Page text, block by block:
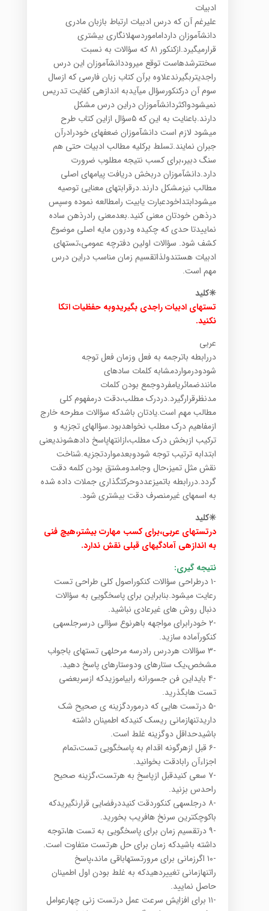
ادبیات
علیرغم آن که درس ادبیات ارتباط بازبان مادری
دانشآموزان دارداماموردسهلانگاری بیشتری
قرارمیگیرد.ازکنکور ۸۱ که سؤالات به نسبت
سختترشدهاست توقع میروددانشآموزان این درس
راجدیتربگیرندعلاوه برآن کتاب زبان فارسی که ازسال
سوم آن درکنکورسؤال میآیدبه اندازهی کفایت تدریس
نمیشودواکثردانشآموزان دراین درس مشکل
دارند.باعنایت به این که ۵سؤال ازاین کتاب طرح
میشود لازم است دانشآموزان ضعفهای خودرادرآن
جبران نمایند.تسلط برکلیه مطالب ادبیات حتی هم
سنگ دبیر،برای کسب نتیجه مطلوب ضرورت
دارد.دانشآموزان دربخش دریافت پیامهای اصلی
مطالب نیزمشکل دارند.درقرابتهای معنایی توصیه
میشودابتداخودعبارت یابیت رامطالعه نموده وسپس
درذهن خودتان معنی کنید.بعدمعنی رادرذهن ساده
نماییدتا حدی که چکیده ودرون مایه اصلی موضوع
کشف شود. سؤالات اولین دفترچه عمومی،تستهای
ادبیات هستندولذاتقسیم زمان مناسب دراین درس
مهم است.
✳️کلید
تستهای ادبیات راجدی بگیریدوبه حفظیات اتکا
نکنید.
عربی
دررابطه باترجمه به فعل وزمان فعل توجه
شودودرمواردمشابه کلمات سادهای
مانندضمائریامفردوجمع بودن کلمات
مدنظرقرارگیرد.دردرک مطلب،دقت درمفهوم کلی
مطالب مهم است.یادتان باشدکه سؤالات مطرحه خارج
ازمفاهیم درک مطلب نخواهدبود.سؤالهای تجزیه و
ترکیب ازبخش درک مطلب،ازانتهاپاسخ دادهشوندیعنی
ابتدابه ترتیب توجه شودوبعدمواردتجزیه.شناخت
نقش مثل تمیز،حال وجامدومشتق بودن کلمه دقت
گردد.دررابطه باتمیزعددوحرکتگذاری جملات داده شده
به اسمهای غیرمنصرف دقت بیشتری شود.
✳️کلید
درتستهای عربی،برای کسب مهارت بیشتر،هیچ فنی
به اندازهی آمادگیهای قبلی نقش ندارد.
نتیجه گیری:
-۱ درطراحی سؤالات کنکوراصول کلی طراحی تست
رعایت میشود.بنابراین برای پاسخگویی به سؤالات
دنبال روش های غیرعادی نباشید.
-۲ خودرابرای مواجهه باهرنوع سؤالی درسرجلسهی
کنکورآماده سازید.
-۳ سؤالات هردرس رادرسه مرحلهی تستهای باجواب
مشخص،یک ستارهای ودوستارهای پاسخ دهید.
-۴ بایداین فن جسورانه رابیاموزیدکه ازسربعضی
تست هابگذرید.
-۵ درتست هایی که درموردگزینه ی صحیح شک
داریدتنهازمانی ریسک کنیدکه اطمینان داشته
باشیدحداقل دوگزینه غلط است.
-۶ قبل ازهرگونه اقدام به پاسخگویی تست،تمام
اجزاءآن رابادقت بخوانید.
-۷ سعی کنیدقبل ازپاسخ به هرتست،گزینه صحیح
راحدس بزنید.
-۸ درجلسهی کنکوردقت کنیددرفضایی قرارنگیریدکه
باکوچکترین سرنخ هافریب بخورید.
-۹ درتقسیم زمان برای پاسخگویی به تست ها،توجه
داشته باشیدکه زمان برای حل هرتست متفاوت است.
-۱۰ اگرزمانی برای مرورتستهاباقی ماند،پاسخ
راتنهازمانی تغییردهیدکه به غلط بودن اول اطمینان
حاصل نمایید.
-۱۱ برای افزایش سرعت عمل درتست زنی چهارعوامل